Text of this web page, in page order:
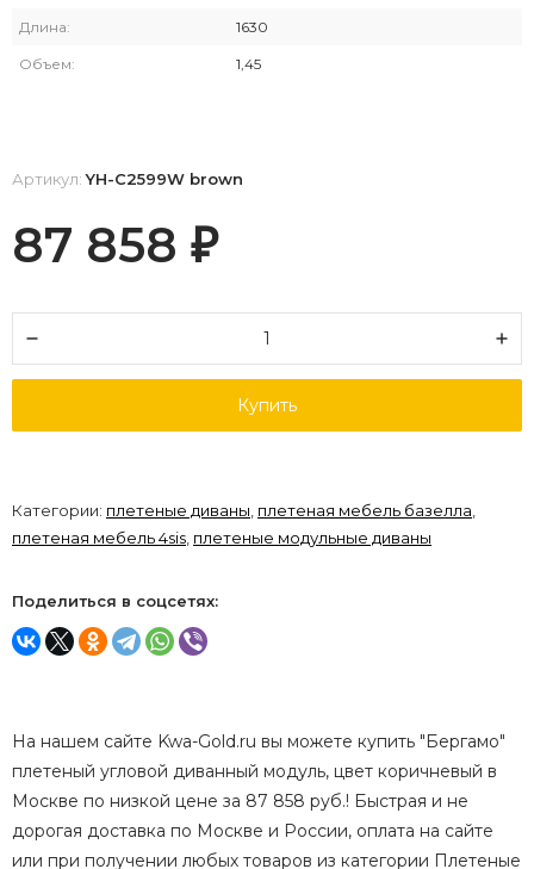
Длина: 1630
Объем: 1,45
Артикул:YH-C2599W brown
87 858 ₽
Купить
Категории: плетеные диваны, плетеная мебель базелла,
плетеная мебель 4sis, плетеные модульные диваны
Поделиться в соцсетях:
На нашем сайте Kwa-Gold.ru вы можете купить "Бергамо"
плетеный угловой диванный модуль, цвет коричневый в
Москве по низкой цене за 87 858 руб.! Быстрая и не
дорогая доставка по Москве и России, оплата на сайте
или при получении любых товаров из категории Плетеные